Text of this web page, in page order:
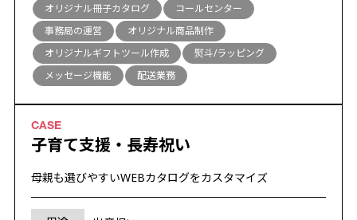
オリジナル冊子カタログ
コールセンター
事務局の運営
オリジナル商品制作
オリジナルギフトツール作成
熨斗/ラッピング
メッセージ機能
配送業務
子育て支援・長寿祝い
母親も選びやすいWEBカタログをカスタマイズ